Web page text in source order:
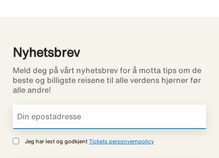
Nyhetsbrev
Meld deg på vårt nyhetsbrev for å motta tips om de
beste og billigste reisene til alle verdens hjørner før
alle andre!
Jeg har lest og godkjent Tickets personvernpolicy